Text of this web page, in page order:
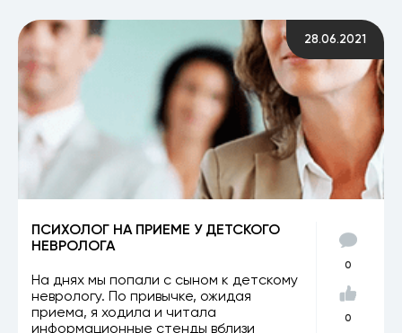
28.06.2021
ПСИХОЛОГ НА ПРИЕМЕ У ДЕТСКОГО
НЕВРОЛОГА
На днях мы попали с сыном к детскому
неврологу. По привычке, ожидая
приема, я ходила и читала
информационные стенды вблизи
0
0